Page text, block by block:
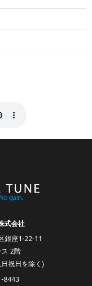
式会社
銀座1-22-11
2階
祝日を除く)
8443